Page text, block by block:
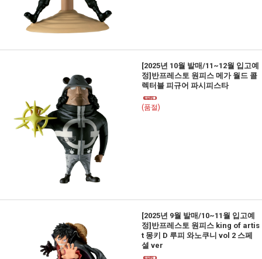
[2025년 10월 발매/11~12월 입고예
정]반프레스토 원피스 메가 월드 콜
렉터블 피규어 파시피스타
(품절)
[2025년 9월 발매/10~11월 입고예
정]반프레스토 원피스 king of artis
t 몽키 D 루피 와노쿠니 vol 2 스페
셜 ver